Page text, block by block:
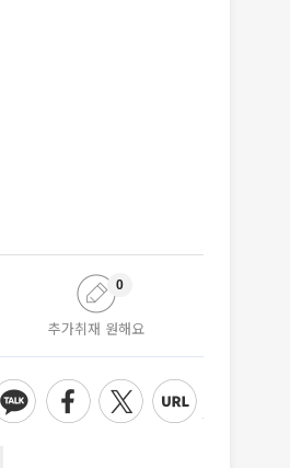
추가취재 원해요
0